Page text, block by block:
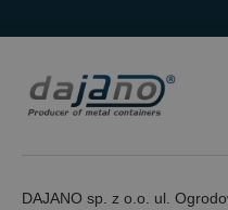
DAJANO sp. z o.o. ul.